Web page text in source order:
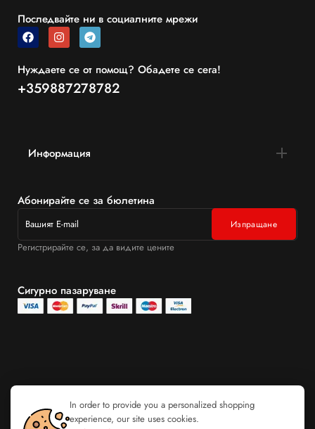
Последвайте ни в социалните мрежи
Нуждаете се от помощ? Обадете се сега!
+359887278782
Информация
Абонирайте се за бюлетина
Регистрирайте се, за да видите цените
Сигурно пазаруване
In order to provide you a personalized shopping
experience, our site uses cookies.